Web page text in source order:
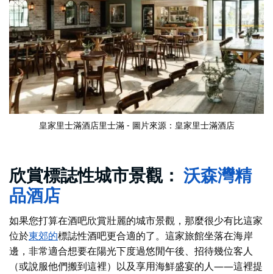
皇家里士滿酒店里士滿 - 圖片來源：皇家里士滿酒店
欣賞標誌性城市景觀：
沃森灣精
品酒店
如果您打算在酒吧欣賞壯麗的城市景觀，那麼很少有比這家
位於東郊的標誌性酒吧更合適的了。這家旅館坐落在海岸
邊，非常適合想要在陽光下度過悠閒午後、招待幾位客人
（或說服他們搬到這裡）以及享用海鮮盛宴的人——這裡提